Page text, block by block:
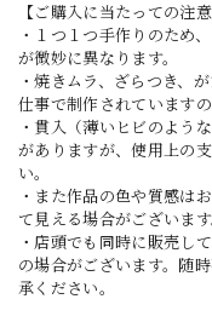
【ご購入に当たっての注
・１つ１つ手作りのため
が微妙に異なります。
・焼きムラ、ざらつき、
仕事で制作されています
・貫入（薄いヒビのよう
がありますが、使用上の
い。
・また作品の色や質感は
て見える場合がございます
・店頭でも同時に販売し
の場合がございます。随
承ください。